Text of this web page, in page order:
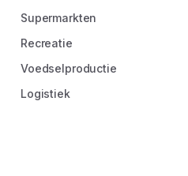
Supermarkten
Recreatie
Voedselproductie
Logistiek